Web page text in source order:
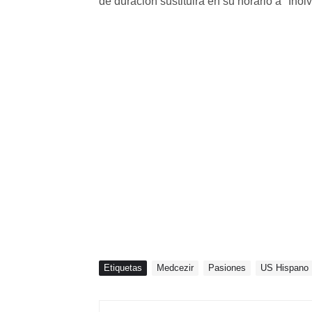
Etiquetas Medcezir Pasiones US Hispano